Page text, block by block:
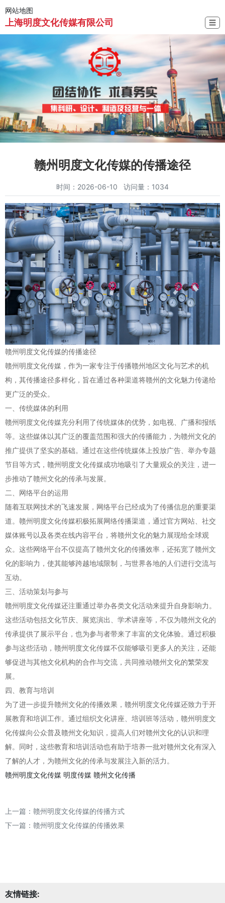
网站地图
上海明度文化传媒有限公司 ☰
赣州明度文化传媒的传播途径
时间：2026-06-10 访问量：1034
赣州明度文化传媒的传播途径
赣州明度文化传媒，作为一家专注于传播赣州地区文化与艺术的机
构，其传播途径多样化，旨在通过各种渠道将赣州的文化魅力传递给
更广泛的受众。
一、传统媒体的利用
赣州明度文化传媒充分利用了传统媒体的优势，如电视、广播和报纸
等。这些媒体以其广泛的覆盖范围和强大的传播能力，为赣州文化的
推广提供了坚实的基础。通过在这些传统媒体上投放广告、举办专题
节目等方式，赣州明度文化传媒成功地吸引了大量观众的关注，进一
步推动了赣州文化的传承与发展。
二、网络平台的运用
随着互联网技术的飞速发展，网络平台已经成为了传播信息的重要渠
道。赣州明度文化传媒积极拓展网络传播渠道，通过官方网站、社交
媒体账号以及各类在线内容平台，将赣州文化的魅力展现给全球观
众。这些网络平台不仅提高了赣州文化的传播效率，还拓宽了赣州文
化的影响力，使其能够跨越地域限制，与世界各地的人们进行交流与
互动。
三、活动策划与参与
赣州明度文化传媒还注重通过举办各类文化活动来提升自身影响力。
这些活动包括文化节庆、展览演出、学术讲座等，不仅为赣州文化的
传承提供了展示平台，也为参与者带来了丰富的文化体验。通过积极
参与这些活动，赣州明度文化传媒不仅能够吸引更多人的关注，还能
够促进与其他文化机构的合作与交流，共同推动赣州文化的繁荣发
展。
四、教育与培训
为了进一步提升赣州文化的传播效果，赣州明度文化传媒还致力于开
展教育和培训工作。通过组织文化讲座、培训班等活动，赣州明度文
化传媒向公众普及赣州文化知识，提高人们对赣州文化的认识和理
解。同时，这些教育和培训活动也有助于培养一批对赣州文化有深入
了解的人才，为赣州文化的传承与发展注入新的活力。
赣州明度文化传媒 明度传媒 赣州文化传播
上一篇： 赣州明度文化传媒的传播方式
下一篇： 赣州明度文化传媒的传播效果
友情链接: